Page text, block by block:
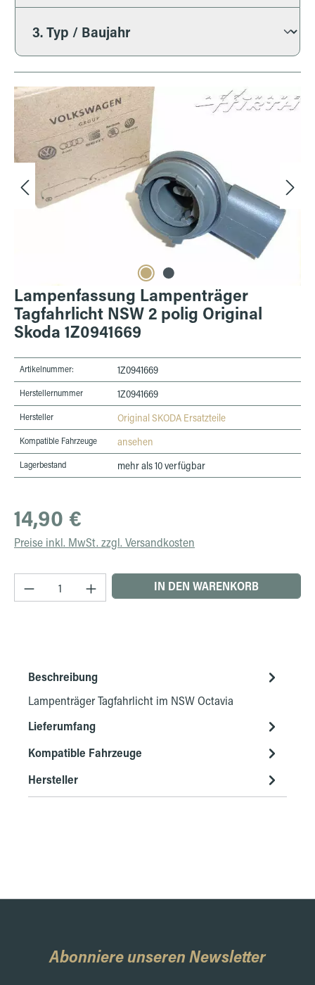
Bildergalerie überspringen
Lampenfassung Lampenträger
Tagfahrlicht NSW 2 polig Original
Skoda 1Z0941669
Artikelnummer: 1Z0941669
Herstellernummer 1Z0941669
Hersteller Original SKODA Ersatzteile
Kompatible Fahrzeuge ansehen
Lagerbestand mehr als 10 verfügbar
Regulärer Preis:
14,90 €
Preise inkl. MwSt. zzgl. Versandkosten
Produkt Anzahl: Gib den gewünschten Wert
IN DEN WARENKORB
Beschreibung
Lampenträger Tagfahrlicht im NSW Octavia
Lieferumfang
Kompatible Fahrzeuge
Hersteller
Abonniere unseren Newsletter